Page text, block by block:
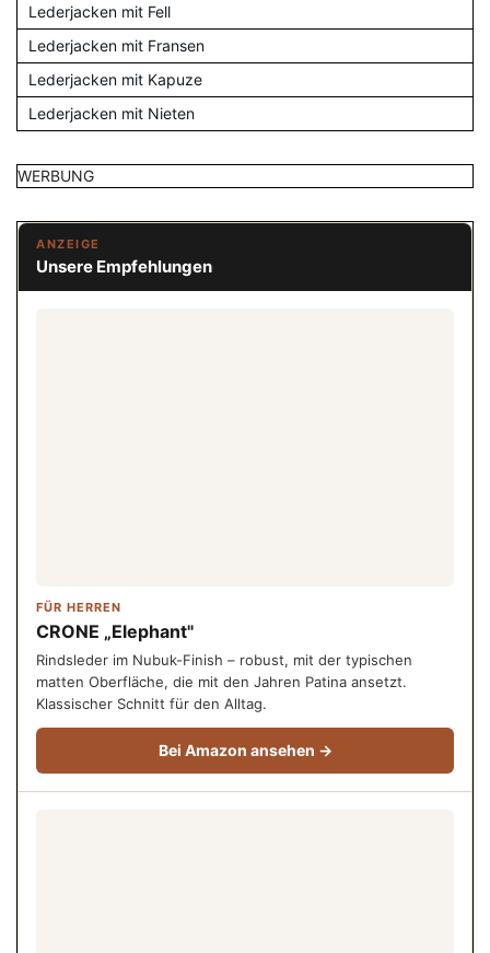
Lederjacken mit Fell
Lederjacken mit Fransen
Lederjacken mit Kapuze
Lederjacken mit Nieten
WERBUNG
ANZEIGE
Unsere Empfehlungen
FÜR HERREN
CRONE „Elephant"
Rindsleder im Nubuk-Finish – robust, mit der typischen
matten Oberfläche, die mit den Jahren Patina ansetzt.
Klassischer Schnitt für den Alltag.
Bei Amazon ansehen →